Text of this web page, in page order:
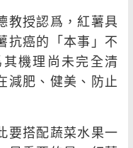
教授認爲，紅薯具
抗癌的「本事」不
機理尚未完全清
減肥、健美、防止
要搭配蔬菜水果一